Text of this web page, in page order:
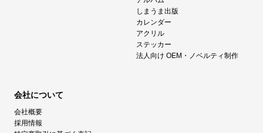
しまうま出版
カレンダー
アクリル
ステッカー
法人向け OEM・ノベルティ制作
会社について
会社概要
採用情報